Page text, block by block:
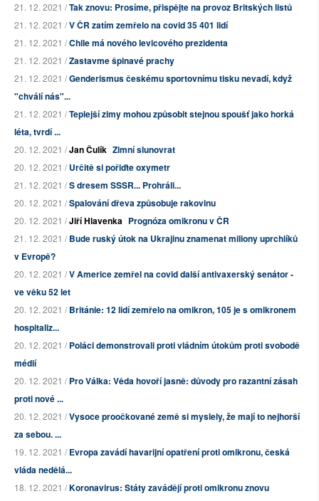
21. 12. 2021 /Tak znovu: Prosíme, přispějte na provoz Britských listů
21. 12. 2021 /V ČR zatím zemřelo na covid 35 401 lidí
21. 12. 2021 /Chile má nového levicového prezidenta
21. 12. 2021 /Zastavme špinavé prachy
21. 12. 2021 /Genderismus českému sportovnímu tisku nevadí, když
"chválí nás"...
21. 12. 2021 /Teplejší zimy mohou způsobit stejnou spoušť jako horká
léta, tvrdí ...
20. 12. 2021 /Jan Čulík Zimní slunovrat
20. 12. 2021 /Určitě si pořiďte oxymetr
21. 12. 2021 /S dresem SSSR... Prohráli...
20. 12. 2021 /Spalování dřeva způsobuje rakovinu
20. 12. 2021 /Jiří Hlavenka Prognóza omikronu v ČR
21. 12. 2021 /Bude ruský útok na Ukrajinu znamenat miliony uprchlíků
v Evropě?
20. 12. 2021 /V Americe zemřel na covid další antivaxerský senátor -
ve věku 52 let
20. 12. 2021 /Británie: 12 lidí zemřelo na omikron, 105 je s omikronem
hospitaliz...
20. 12. 2021 /Poláci demonstrovali proti vládním útokům proti svobodě
médií
20. 12. 2021 /Pro Válka: Věda hovoří jasně: důvody pro razantní zásah
proti nové ...
20. 12. 2021 /Vysoce proočkované země si myslely, že mají to nejhorší
za sebou. ...
19. 12. 2021 /Evropa zavádí havarijní opatření proti omikronu, česká
vláda nedělá...
18. 12. 2021 /Koronavirus: Státy zavádějí proti omikronu znovu